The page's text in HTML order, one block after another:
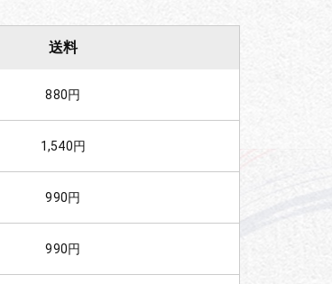
送料
880円
1,540円
990円
990円